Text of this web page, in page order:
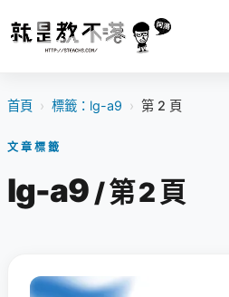
首頁 › 標籤：lg-a9 › 第 2 頁
文章標籤
lg-a9 / 第 2 頁